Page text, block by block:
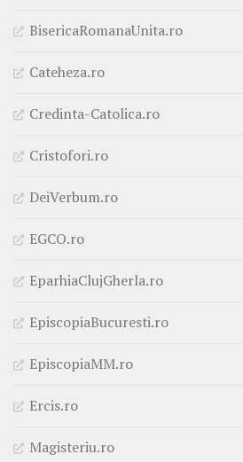
BisericaRomanaUnita.ro
Cateheza.ro
Credinta-Catolica.ro
Cristofori.ro
DeiVerbum.ro
EGCO.ro
EparhiaClujGherla.ro
EpiscopiaBucuresti.ro
EpiscopiaMM.ro
Ercis.ro
Magisteriu.ro